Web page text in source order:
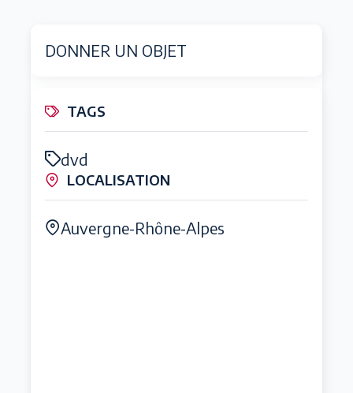
DONNER UN OBJET
TAGS
dvd
LOCALISATION
Auvergne-Rhône-Alpes